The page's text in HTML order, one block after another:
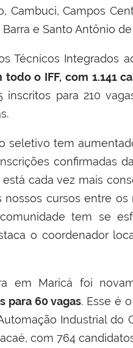
Cambuci, Campos
e Santo Antônio
Técnicos Integrados
o IFF, com 1.141
inscritos para 210
seletivo tem
confirmadas
cada vez mais
nossos cursos entre
tem se
o coordenador
em Maricá foi
para 60 vagas. Esse é
Industrial do
com 764